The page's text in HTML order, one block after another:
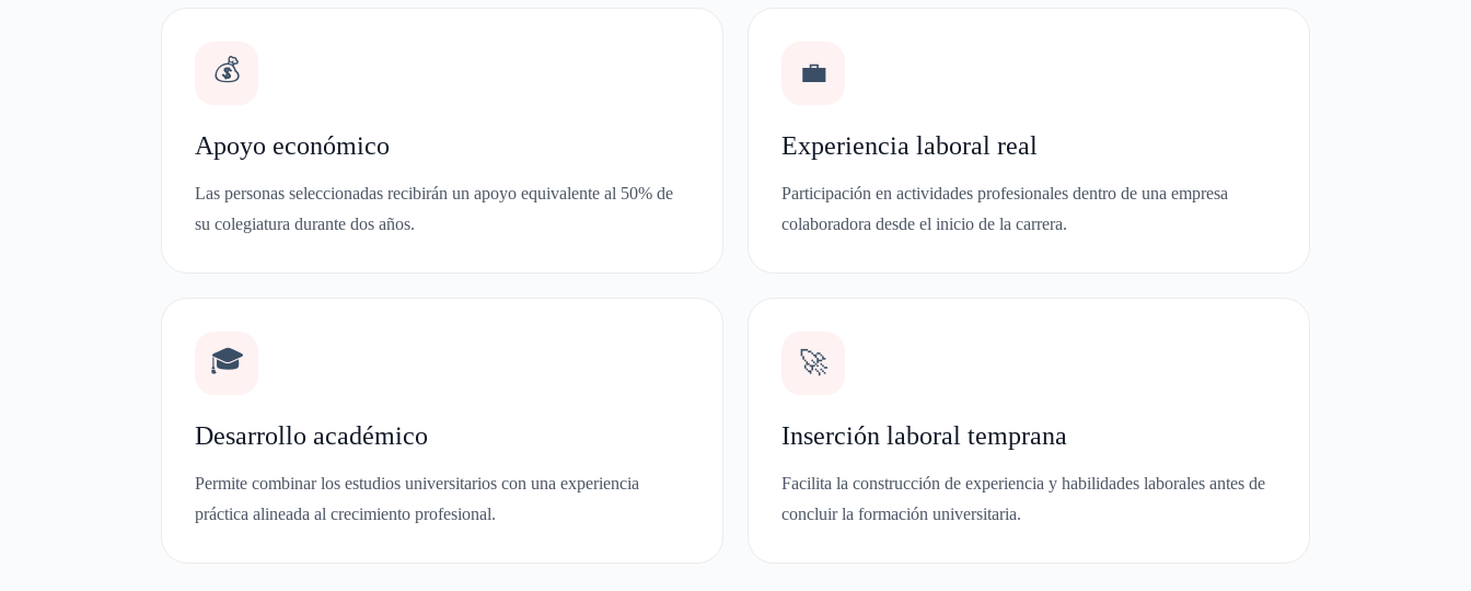
💰
Apoyo económico
Las personas seleccionadas recibirán un apoyo equivalente al 50% de
su colegiatura durante dos años.
💼
Experiencia laboral real
Participación en actividades profesionales dentro de una empresa
colaboradora desde el inicio de la carrera.
🎓
Desarrollo académico
Permite combinar los estudios universitarios con una experiencia
práctica alineada al crecimiento profesional.
🚀
Inserción laboral temprana
Facilita la construcción de experiencia y habilidades laborales antes de
concluir la formación universitaria.